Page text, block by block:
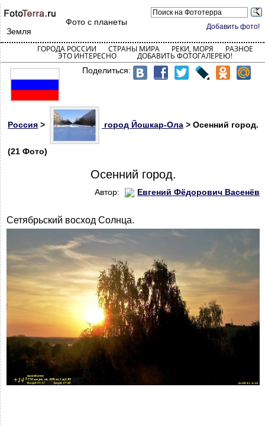
Добавить фото!
Фото с планеты
Земля
ГОРОДА РОССИИ СТРАНЫ МИРА РЕКИ, МОРЯ РАЗНОЕ
ЭТО ИНТЕРЕСНО ДОБАВИТЬ ФОТОГАЛЕРЕЮ!
Поделиться:
Россия > город Йошкар-Ола > Осенний город.
(21 Фото)
Осенний город.
Автор: Евгений Фёдорович Васенёв
Сетябрьский восход Солнца.